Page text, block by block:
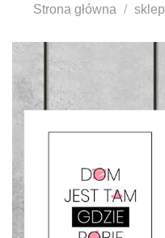
Strona główna / sklep